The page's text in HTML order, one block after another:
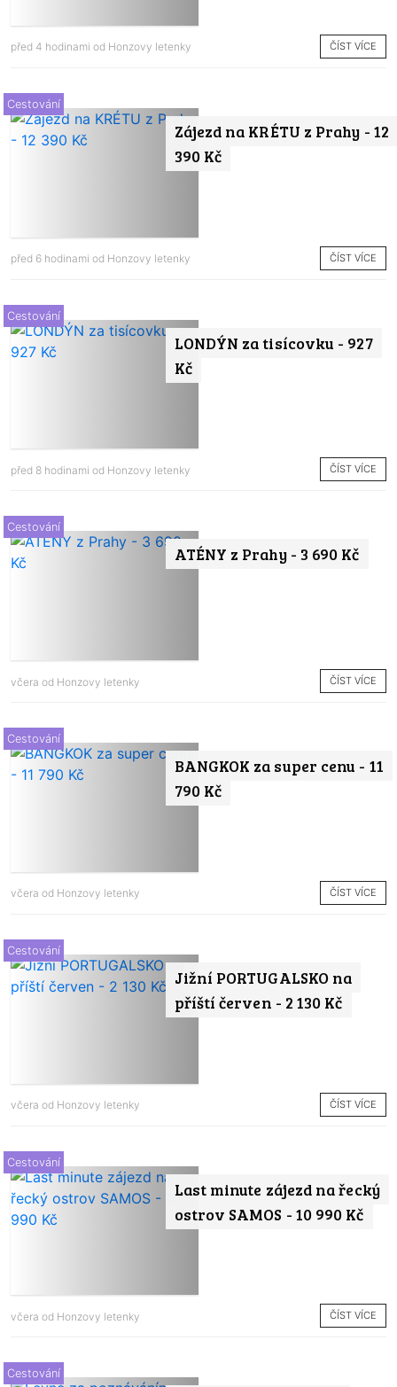
před 4 hodinami od Honzovy letenky ČÍST VÍCE
Zájezd na KRÉTU z Prahy - 12
390 Kč
Cestování
před 6 hodinami od Honzovy letenky ČÍST VÍCE
LONDÝN za tisícovku - 927
Kč
Cestování
před 8 hodinami od Honzovy letenky ČÍST VÍCE
ATÉNY z Prahy - 3 690 Kč
Cestování
včera od Honzovy letenky ČÍST VÍCE
BANGKOK za super cenu - 11
790 Kč
Cestování
včera od Honzovy letenky ČÍST VÍCE
Jižní PORTUGALSKO na
příští červen - 2 130 Kč
Cestování
včera od Honzovy letenky ČÍST VÍCE
Last minute zájezd na řecký
ostrov SAMOS - 10 990 Kč
Cestování
včera od Honzovy letenky ČÍST VÍCE
Cestování